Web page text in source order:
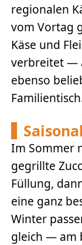
regionalen
vom Vortag
Käse und
verbreitet —
ebenso
Im Sommer
gegrillte
Füllung,
eine ganz
Winter
gleich — am